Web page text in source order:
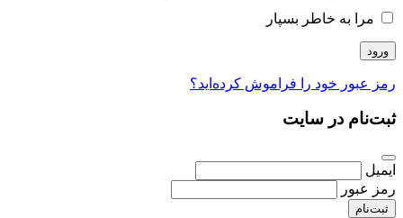
مرا به خاطر بسپار
رمز عبور خود را فراموش کرده‌اید؟
ثبت‌نام در سایت
ایمیل
رمز عبور
ثبت‌نام